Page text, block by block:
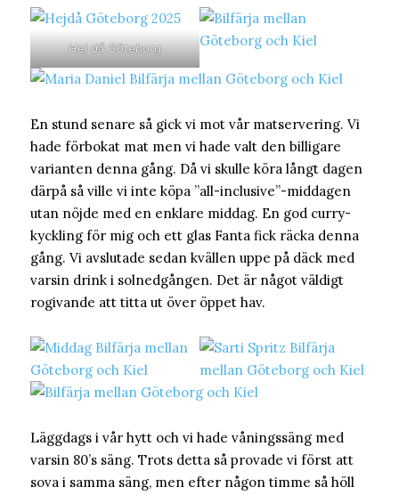
Hej då Göteborg
En stund senare så gick vi mot vår matservering. Vi
hade förbokat mat men vi hade valt den billigare
varianten denna gång. Då vi skulle köra långt dagen
därpå så ville vi inte köpa ”all-inclusive”-middagen
utan nöjde med en enklare middag. En god curry-
kyckling för mig och ett glas Fanta fick räcka denna
gång. Vi avslutade sedan kvällen uppe på däck med
varsin drink i solnedgången. Det är något väldigt
rogivande att titta ut över öppet hav.
Läggdags i vår hytt och vi hade våningssäng med
varsin 80’s säng. Trots detta så provade vi först att
sova i samma säng, men efter någon timme så höll